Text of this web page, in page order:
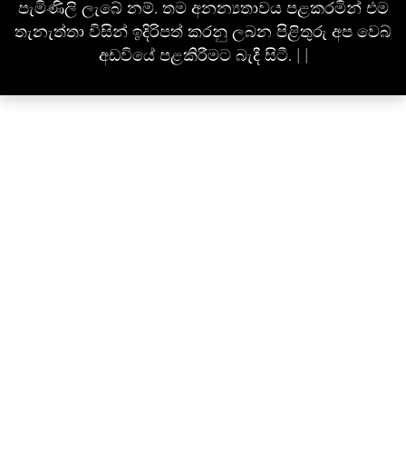
පැමිණිලි ලැබේ නම්. තම අනන්‍යතාවය පළකරමින් එම
තැනැත්තා විසින් ඉදිරිපත් කරනු ලබන පිළිතුරු අප වෙබ්
අඩවියේ පළකිරීමට බැදී සිටී. | |